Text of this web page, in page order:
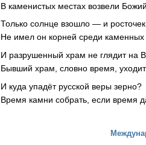
В каменистых местах возвели
Только солнце взошло — и
Не имел он корней среди
И разрушенный храм не глядит на
Бывший храм, словно время, уходит
И куда упадёт русской веры зерно?
Время камни собрать, если время